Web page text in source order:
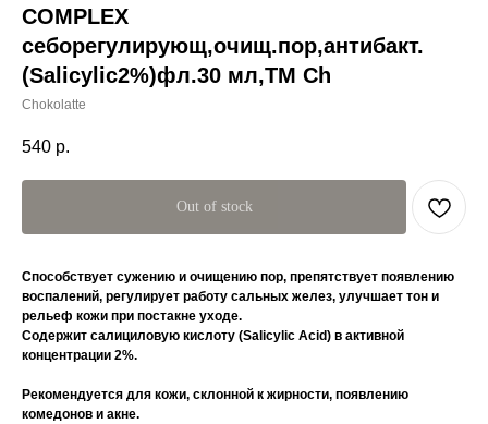
COMPLEX
себорегулирующ,очищ.пор,антибакт.
(Salicylic2%)фл.30 мл,TM Ch
Chokolatte
540 р.
Out of stock
Способствует сужению и очищению пор, препятствует появлению
воспалений, регулирует работу сальных желез, улучшает тон и
рельеф кожи при постакне уходе.
Содержит салициловую кислоту (Salicylic Acid) в активной
концентрации 2%.
Рекомендуется для кожи, склонной к жирности, появлению
комедонов и акне.